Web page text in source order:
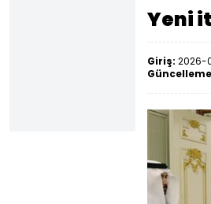
Yeni
Giriş: 2026-